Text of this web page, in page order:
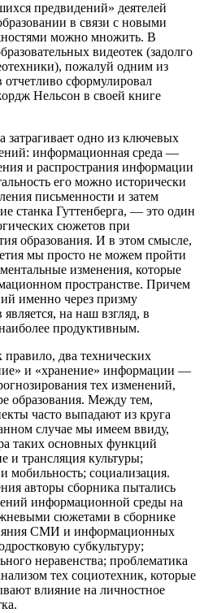
предвидений» деятелей
в связи с новыми
можно множить. В
видеотек (задолго
пожалуй одним из
отчетливо сформулировал
Нельсон в своей книге
затрагивает одно из ключевых
информационная среда —
и распространия информации
его можно исторически
письменности и затем
станка Гуттенберга, — это один
сюжетов при
образования. И в этом смысле,
мы просто не можем пройти
изменения, которые
пространстве. Причем
именно через призму
на наш взгляд, в
продуктивным.
правило, два технических
и «хранение» информации —
тех изменений,
образования. Между тем,
часто выпадают из круга
случае мы имеем ввиду,
таких основных функций
и трансляция культуры;
мобильность; социализация.
авторы сборника пытались
информационной среды на
сюжетами в сборнике
СМИ и информационных
субкультуру;
неравенства; проблематика
тех социотехник, которые
влияние на личностное